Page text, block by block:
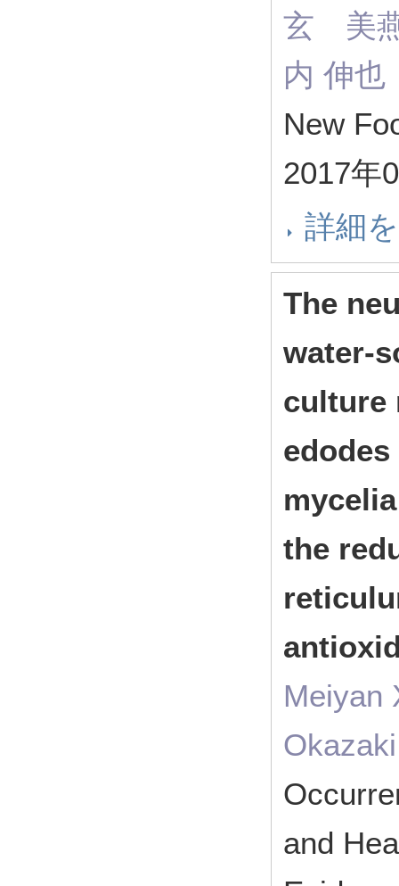
玄 美燕
内 伸也
New
2017年
詳細
The
water-
culture
the
Meiyan
and